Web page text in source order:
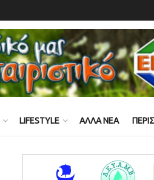
LIFESTYLE ΑΛΛΑ ΝΕΑ